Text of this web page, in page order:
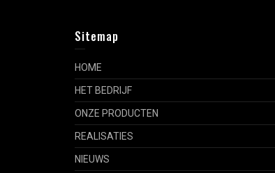
Sitemap
HOME
HET BEDRIJF
ONZE PRODUCTEN
REALISATIES
NIEUWS